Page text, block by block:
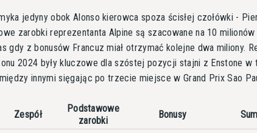
jedyny obok Alonso kierowca spoza ścisłej czołówki -
zarobki reprezentanta Alpine są szacowane na 10
gdy z bonusów Francuz miał otrzymać kolejne dwa miliony.
2024 były kluczowe dla szóstej pozycji stajni z Enstone w
innymi sięgając po trzecie miejsce w Grand Prix Sao
Zespół
Podstawowe
zarobki
Bonusy